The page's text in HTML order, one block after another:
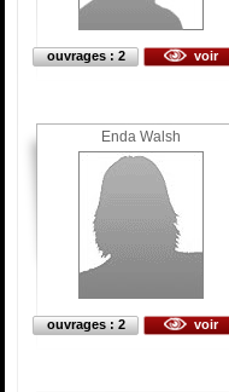
ouvrages : 2 voir
Enda Walsh
ouvrages : 2 voir